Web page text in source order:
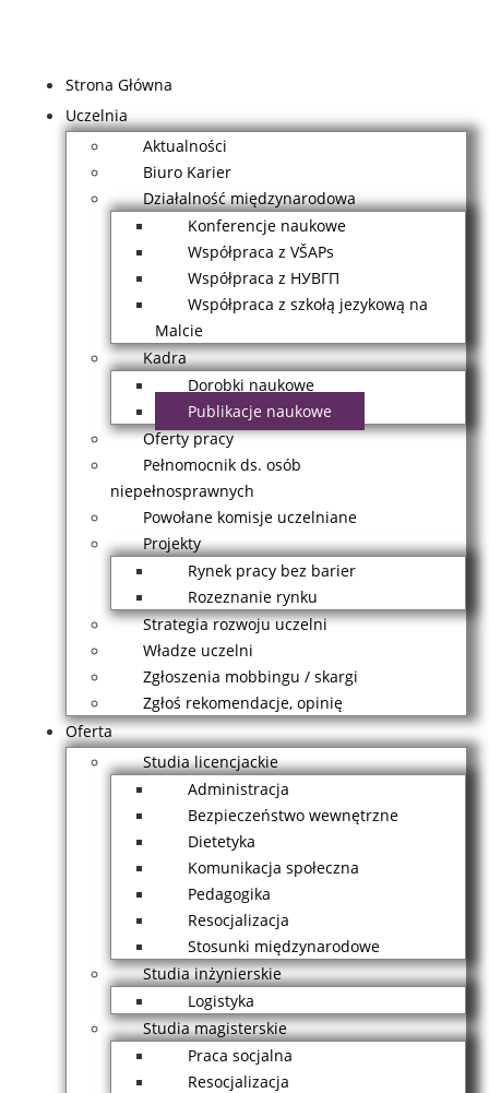
Strona Główna
Uczelnia
Aktualności
Biuro Karier
Działalność międzynarodowa
Konferencje naukowe
Współpraca z VŠAPs
Współpraca z НУВГП
Współpraca z szkołą jezykową na
Malcie
Kadra
Dorobki naukowe
Publikacje naukowe
Oferty pracy
Pełnomocnik ds. osób
niepełnosprawnych
Powołane komisje uczelniane
Projekty
Rynek pracy bez barier
Rozeznanie rynku
Strategia rozwoju uczelni
Władze uczelni
Zgłoszenia mobbingu / skargi
Zgłoś rekomendacje, opinię
Oferta
Studia licencjackie
Administracja
Bezpieczeństwo wewnętrzne
Dietetyka
Komunikacja społeczna
Pedagogika
Resocjalizacja
Stosunki międzynarodowe
Studia inżynierskie
Logistyka
Studia magisterskie
Praca socjalna
Resocjalizacja